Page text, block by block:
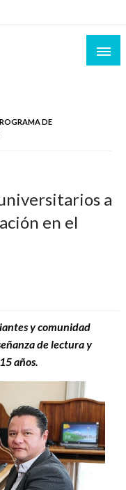
DE
a
en el
y comunidad
de lectura y
años.